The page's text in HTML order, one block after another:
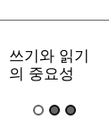
쓰기와 읽기
의 중요성